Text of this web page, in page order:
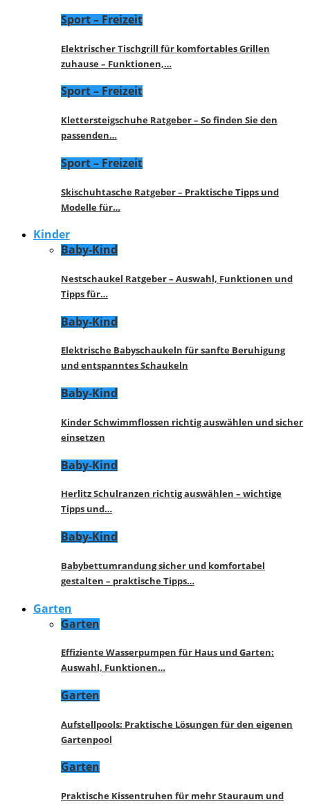
Sport – Freizeit
Elektrischer Tischgrill für komfortables Grillen
zuhause – Funktionen,…
Sport – Freizeit
Klettersteigschuhe Ratgeber – So finden Sie den
passenden…
Sport – Freizeit
Skischuhtasche Ratgeber – Praktische Tipps und
Modelle für…
Kinder
Baby-Kind
Nestschaukel Ratgeber – Auswahl, Funktionen und
Tipps für…
Baby-Kind
Elektrische Babyschaukeln für sanfte Beruhigung
und entspanntes Schaukeln
Baby-Kind
Kinder Schwimmflossen richtig auswählen und sicher
einsetzen
Baby-Kind
Herlitz Schulranzen richtig auswählen – wichtige
Tipps und…
Baby-Kind
Babybettumrandung sicher und komfortabel
gestalten – praktische Tipps…
Garten
Garten
Effiziente Wasserpumpen für Haus und Garten:
Auswahl, Funktionen…
Garten
Aufstellpools: Praktische Lösungen für den eigenen
Gartenpool
Garten
Praktische Kissentruhen für mehr Stauraum und